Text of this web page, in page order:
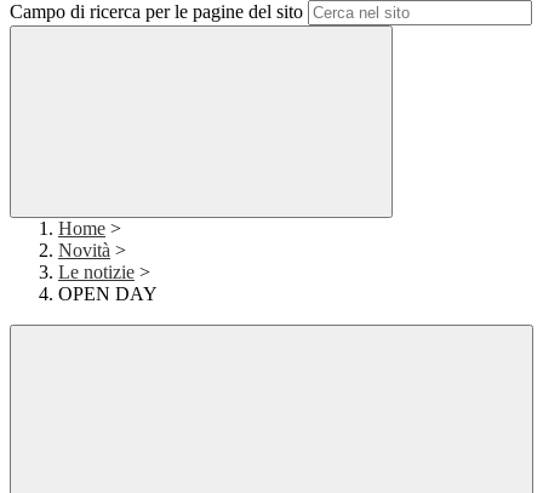
Campo di ricerca per le pagine del sito
Home >
Novità >
Le notizie >
OPEN DAY